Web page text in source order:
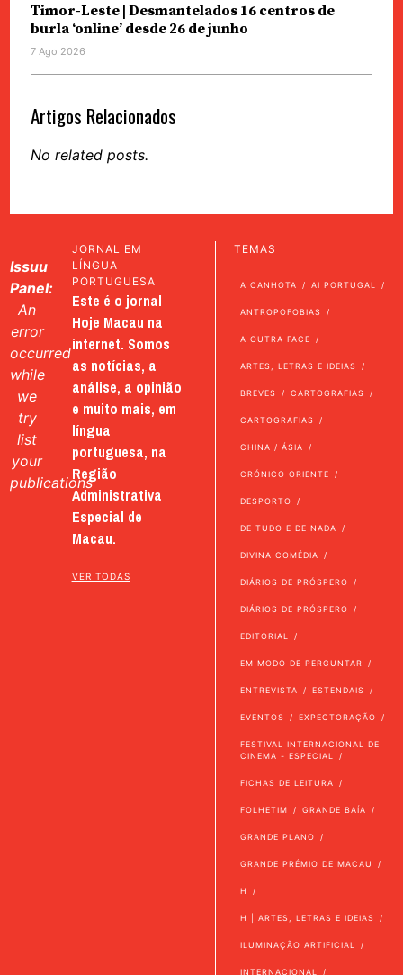
Timor-Leste | Desmantelados 16 centros de
burla ‘online’ desde 26 de junho
7 Ago 2026
Artigos Relacionados
No related posts.
Issuu
Panel:
An
error
occurred
while
we
try
list
your
publications
JORNAL EM
LÍNGUA
PORTUGUESA
Este é o jornal
Hoje Macau na
internet. Somos
as notícias, a
análise, a opinião
e muito mais, em
língua
portuguesa, na
Região
Administrativa
Especial de
Macau.
VER TODAS
TEMAS
A CANHOTA AI PORTUGAL
ANTROPOFOBIAS
A OUTRA FACE
ARTES, LETRAS E IDEIAS
BREVES CARTOGRAFIAS
CARTOGRAFIAS
CHINA / ÁSIA
CRÓNICO ORIENTE
DESPORTO
DE TUDO E DE NADA
DIVINA COMÉDIA
DIÁRIOS DE PRÓSPERO
DIÁRIOS DE PRÓSPERO
EDITORIAL
EM MODO DE PERGUNTAR
ENTREVISTA ESTENDAIS
EVENTOS EXPECTORAÇÃO
FESTIVAL INTERNACIONAL DE
CINEMA - ESPECIAL
FICHAS DE LEITURA
FOLHETIM GRANDE BAÍA
GRANDE PLANO
GRANDE PRÉMIO DE MACAU
H
H | ARTES, LETRAS E IDEIAS
ILUMINAÇÃO ARTIFICIAL
INTERNACIONAL